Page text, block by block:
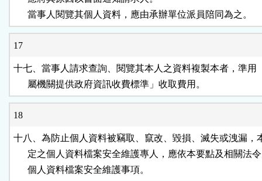
      當事人閱覽其個人資料，應由承辦單位派員陪同為之。
17
十七、當事人請求查詢、閱覽其本人之資料複製本者，準用
      屬機關提供政府資訊收費標準」收取費用。
18
十八、為防止個人資料被竊取、竄改、毀損、滅失或洩漏，
定之個人資料檔案安全維護專人，應依本要點及相關法
      個人資料檔案安全維護事項。